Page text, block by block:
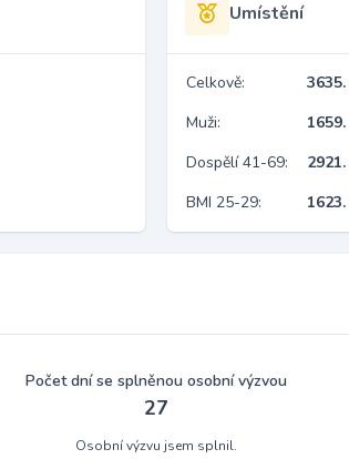
Umístění
Celkově: 3635.
Muži:
1659.
Dospělí 41-69:
2921.
BMI 25-29:
1623.
Počet dní se splněnou osobní výzvou
27
Osobní výzvu jsem splnil.